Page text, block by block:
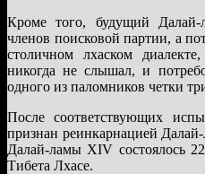
Кроме того, будущий
членов поисковой партии, а
столичном лхаском
никогда не слышал, и
одного из паломников четки
После соответствующих
признан реинкарнацией
Далай‑ламы XIV состоялось
Тибета Лхасе.